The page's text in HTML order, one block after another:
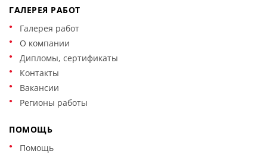
ГАЛЕРЕЯ РАБОТ
Галерея работ
О компании
Дипломы, сертификаты
Контакты
Вакансии
Регионы работы
ПОМОЩЬ
Помощь